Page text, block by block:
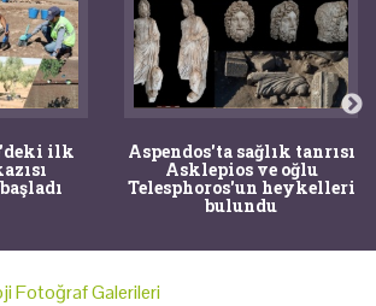
ilk Aspendos'ta sağlık tanrısı
Asklepios ve oğlu
Telesphoros'un heykelleri
bulundu
Fotoğraf Galerileri